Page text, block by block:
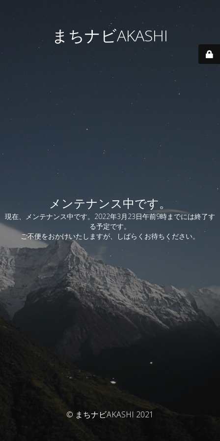
まちナビAKASHI
メンテナンス中です。
現在、メンテナンス中です。2022年3月23日午前9時までには終了す
る予定です。
ご不便をおかけいたしますが、しばらくお待ちください。
© まちナビAKASHI 2021